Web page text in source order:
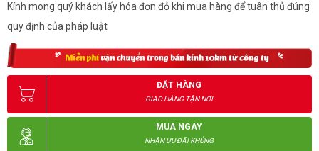
Trên đây là những thông tin hữu ích về máy giặt thảm ghế
Fiorentini L215, từ đó sẽ giúp bạn đưa ra lựa chọn phù hợp.
Khách hàng có nhu cầu đặt mua sản phẩm cũng như tìm hiểu
thêm các máy hút bụi giạt thảm khác vui lòng liên hệ cho chúng
tôi theo hotline
để được hướng dẫn.
Kính mong quý khách lấy hóa đơn đỏ khi mua hàng để tuân thủ đúng
quy định của pháp luật
ĐẶT HÀNG
GIAO HÀNG TẬN NƠI
MUA NGAY
NHẬN ƯU ĐÃI KHỦNG